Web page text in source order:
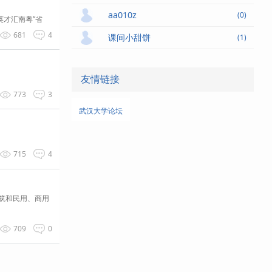
才汇南粤”省
4
681
3
773
4
715
和民用、商用
0
709
aa010z (0)
课间小甜饼 (1)
友情链接
武汉大学论坛